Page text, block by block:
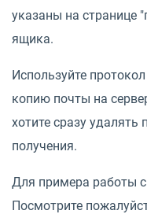
указаны на странице
ящика.
Используйте
копию почты на
хотите сразу удалять
получения.
Для примера работы
Посмотрите